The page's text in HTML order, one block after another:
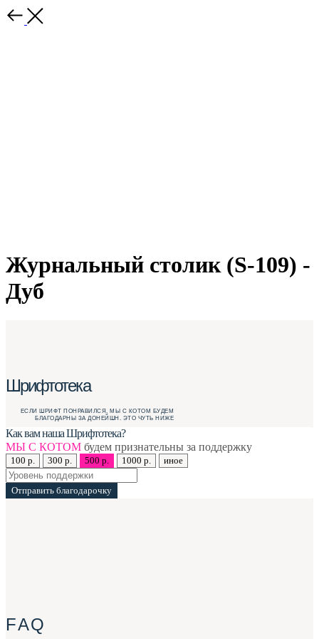
Журнальный столик (S-109) -
Дуб
Шрифтотека
ЕСЛИ ШРИФТ ПОНРАВИЛСЯ, МЫ С КОТОМ БУДЕМ
БЛАГОДАРНЫ ЗА ДОНЕЙШН. ЭТО ЧУТЬ НИЖЕ
Как вам наша Шрифтотека?
МЫ С КОТОМ будем признательны за поддержку
100 р. 300 р. 500 р. 1000 р. иное
Отправить благодарочку
F A Q